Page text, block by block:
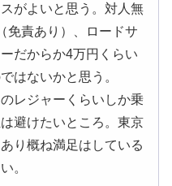
がよいと思う。対人無
免責あり）、ロードサ
だからか4万円くらい
はないかと思う。
レジャーくらいしか乗
避けたいところ。東京
り概ね満足はしている
。